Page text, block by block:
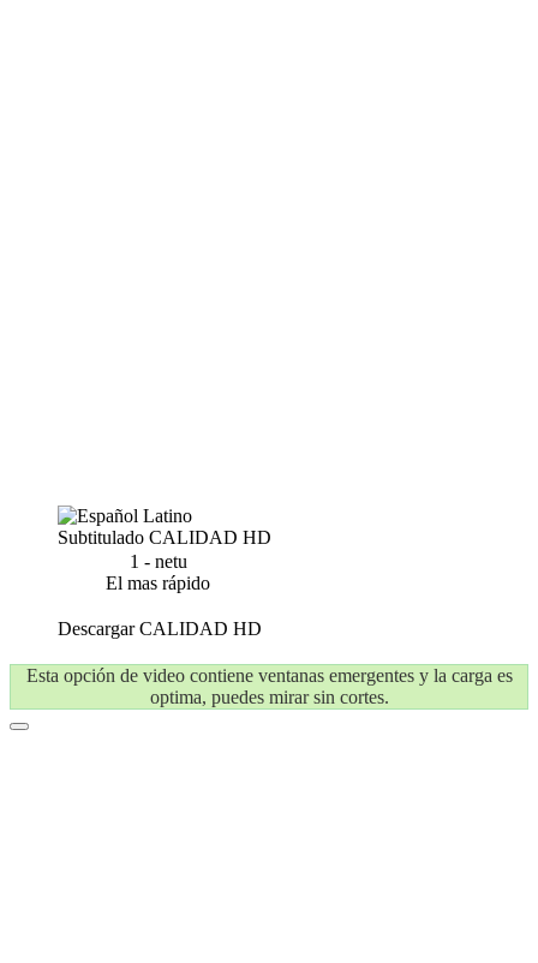
Subtitulado CALIDAD HD
1 - netu
El mas rápido
DescargarCALIDAD HD
Esta opción de video contiene ventanas emergentes y la carga es
optima, puedes mirar sin cortes.